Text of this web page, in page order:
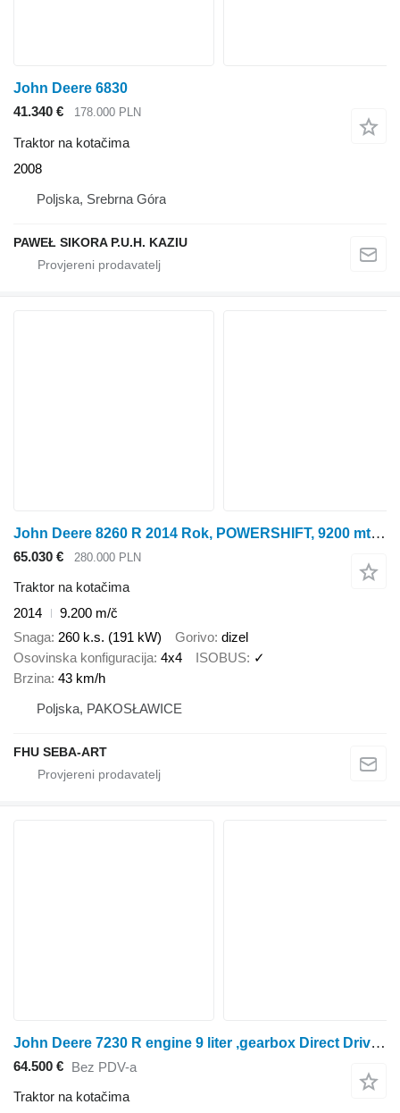
John Deere 6830
41.340 €
178.000 PLN
Traktor na kotačima
2008
Poljska, Srebrna Góra
PAWEŁ SIKORA P.U.H. KAZIU
John Deere 8260 R 2014 Rok, POWERSHIFT, 9200 mtg, Nie Malowany, Stan Idealn
65.030 € 280.000 PLN
Traktor na kotačima
2014
9.200 m/č
Snaga 260 k.s. (191 kW) Gorivo dizel
Osovinska konfiguracija 4x4 ISOBUS ✓
Brzina 43 km/h
Poljska, PAKOSŁAWICE
FHU SEBA-ART
John Deere 7230 R engine 9 liter ,gearbox Direct Drive ,GPS
64.500 € Bez PDV-a
Traktor na kotačima